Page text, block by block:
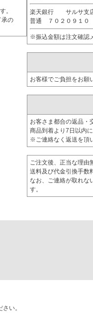
。
承の
楽天銀行 サルサ支
普通 ７０２０９１０
※振込金額は注文確認
お客様でご負担をお願
お客さま都合の返品・
商品到着より7日以内
※ご連絡なく返送を頂
ご注文後、正当な理由
送料及び代金引換手数
なお、ご連絡が取れな
す。
い。